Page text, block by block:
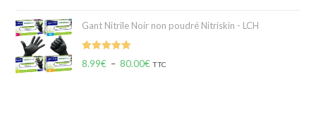
Gant Nitrile Noir non poudré Nitriskin - LCH
Note5.00
8.99€ – 80.00€ TTC